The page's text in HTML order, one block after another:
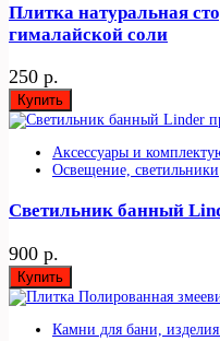
Плитка натуральная
гималайской соли
250 р.
Купить
Аксессуары и
Освещение, светильники
Светильник банный
900 р.
Купить
Камни для бани,